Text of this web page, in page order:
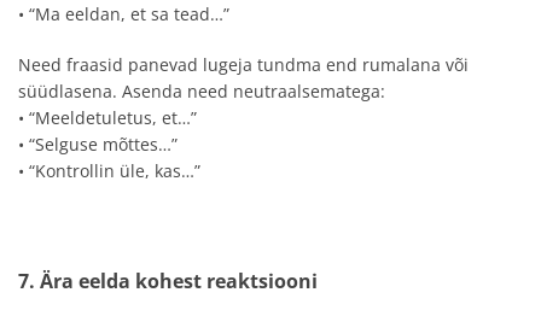
• “Ma eeldan, et sa tead…”
Need fraasid panevad lugeja tundma end rumalana või
süüdlasena. Asenda need neutraalsematega:
• “Meeldetuletus, et…”
• “Selguse mõttes…”
• “Kontrollin üle, kas…”
7. Ära eelda kohest reaktsiooni